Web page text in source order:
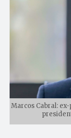
Marcos Cabral: